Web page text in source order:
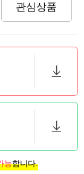
관심상품
능합니다.